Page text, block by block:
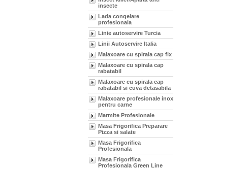
insecte
Lada congelare
profesionala
Linie autoservire Turcia
Linii Autoservire Italia
Malaxoare cu spirala cap fix
Malaxoare cu spirala cap
rabatabil
Malaxoare cu spirala cap
rabatabil si cuva detasabila
Malaxoare profesionale inox
pentru carne
Marmite Profesionale
Masa Frigorifica Preparare
Pizza si salate
Masa Frigorifica
Profesionala
Masa Frigorifica
Profesionala Green Line